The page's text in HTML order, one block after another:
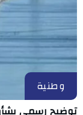
وطنية